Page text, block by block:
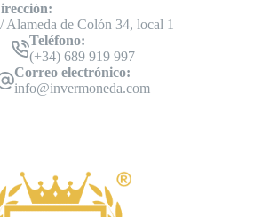
Alameda de Colón 34, local 1
Teléfono:
(+34) 689 919 997
Correo electrónico:
info@invermoneda.com